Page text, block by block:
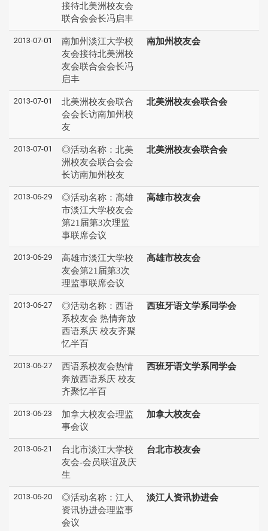
接待北美洲校友会
联合会会长冯启丰
2013-07-01
南加州淡江大学校
友会接待北美洲校
友会联合会会长冯
启丰
南加州校友会
2013-07-01
北美洲校友会联合
会会长访南加州校
友
北美洲校友会联合会
2013-07-01
◎活动名称：北美
洲校友会联合会会
长访南加州校友
北美洲校友会联合会
2013-06-29
◎活动名称：高雄
市淡江大学校友会
第21届第3次理监
事联席会议
高雄市校友会
2013-06-29
高雄市淡江大学校
友会第21届第3次
理监事联席会议
高雄市校友会
2013-06-27
◎活动名称：西语
系校友会 热情奔放
西语系庆 校友齐聚
忆半百
西班牙语文学系同学会
2013-06-27
西语系校友会热情
奔放西语系庆 校友
齐聚忆半百
西班牙语文学系同学会
2013-06-23
加拿大校友会理监
事会议
加拿大校友会
2013-06-21
台北市淡江大学校
友会-会员联谊及庆
生
台北市校友会
2013-06-20
◎活动名称：江人
资讯协进会理监事
会议
淡江人资讯协进会